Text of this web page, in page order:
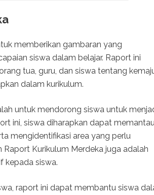
memberikan gambaran yang
siswa dalam belajar. Raport ini
tua, guru, dan siswa tentang
dalam kurikulum.
untuk mendorong siswa untuk
ini, siswa diharapkan dapat memantau
mengidentifikasi area yang perlu
Kurikulum Merdeka juga adalah
kepada siswa.
raport ini dapat membantu siswa